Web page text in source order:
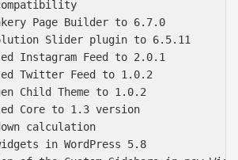
Page Builder to 6.7.0
Slider plugin to 6.5.11
Instagram Feed to 2.0.1
Twitter Feed to 1.0.2
Child Theme to 1.0.2
Core to 1.3 version
calculation
in WordPress 5.8